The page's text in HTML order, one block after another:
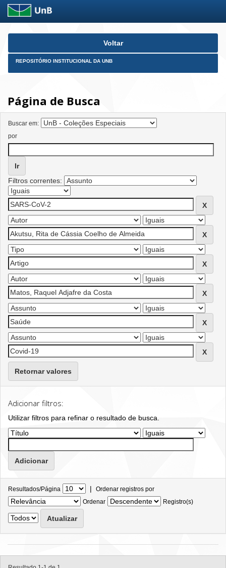
Skip
Voltar
REPOSITÓRIO INSTITUCIONAL DA UNB
Página de Busca
Buscar em:
por
Filtros correntes:
Retornar valores
Adicionar filtros:
Utilizar filtros para refinar o resultado de busca.
Resultados/Página | Ordenar registros por
Ordenar
Registro(s)